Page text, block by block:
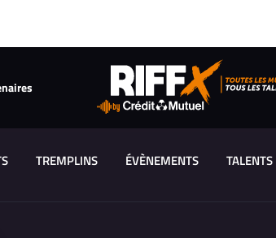
TREMPLINS ÉVÈNEMENTS TALENTS